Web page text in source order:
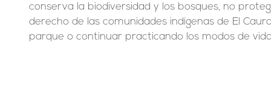
conserva la biodiversidad y los bosques, no
derecho de las comunidades indígenas de El
parque o continuar practicando los modos de